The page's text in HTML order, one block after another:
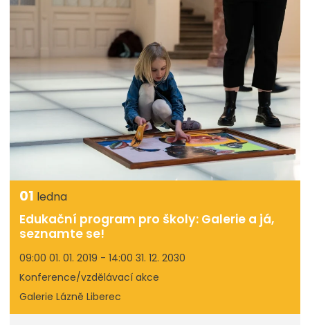
01 ledna
Edukační program pro školy: Galerie a já,
seznamte se!
09:00 01. 01. 2019 - 14:00 31. 12. 2030
Konference/vzdělávací akce
Galerie Lázně Liberec